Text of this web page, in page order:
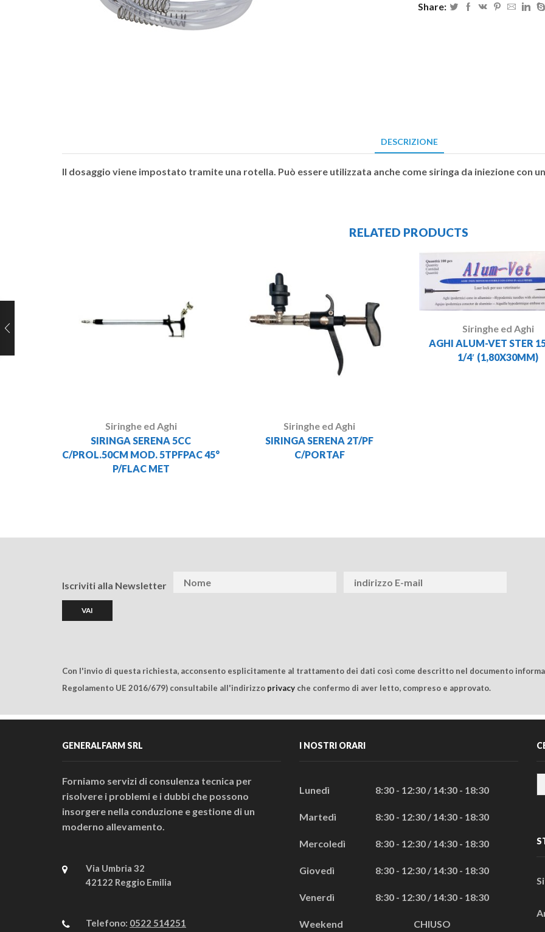
Share:
DESCRIZIONE
Il dosaggio viene impostato tramite una rotella. Può essere utilizzata anche come siringa da iniezione con
RELATED PRODUCTS
Siringhe ed Aghi
SIRINGA SERENA 5CC
C/PROL.50CM MOD. 5TPFPAC 45°
P/FLAC MET
Siringhe ed Aghi
SIRINGA SERENA 2T/PF
C/PORTAF
Siringhe ed Aghi
AGHI ALUM-VET STER
1/4′ (1,80X30MM)
Iscriviti alla Newsletter
Con l'invio di questa richiesta, acconsento esplicitamente al trattamento dei dati così come descritto nel documento
Regolamento UE 2016/679) consultabile all'indirizzo privacy che confermo di aver letto, compreso e approvato.
GENERALFARM SRL
Forniamo servizi di consulenza tecnica per
risolvere i problemi e i dubbi che possono
insorgere nella conduzione e gestione di un
moderno allevamento.
Via Umbria 32
42122 Reggio Emilia
Telefono: 0522 514251
I NOSTRI ORARI
Lunedì 8:30 - 12:30 / 14:30 - 18:30
Martedì 8:30 - 12:30 / 14:30 - 18:30
Mercoledì 8:30 - 12:30 / 14:30 - 18:30
Giovedì 8:30 - 12:30 / 14:30 - 18:30
Venerdì 8:30 - 12:30 / 14:30 - 18:30
Weekend CHIUSO